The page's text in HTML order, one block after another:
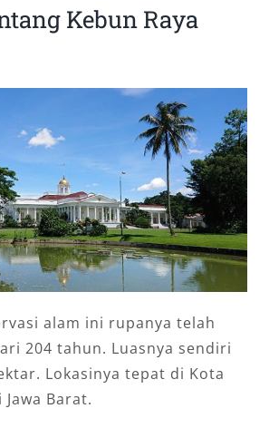
Kebun Raya
alam ini rupanya telah
204 tahun. Luasnya sendiri
Lokasinya tepat di Kota
Barat.